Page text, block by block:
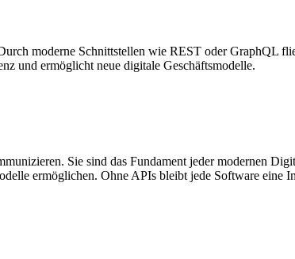
moderne Schnittstellen wie REST oder GraphQL
und ermöglicht neue digitale Geschäftsmodelle.
Sie sind das Fundament jeder modernen
ermöglichen. Ohne APIs bleibt jede Software eine